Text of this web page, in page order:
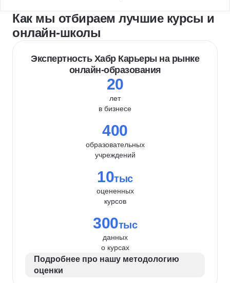
Как мы отбираем лучшие курсы и
онлайн-школы
Экспертность Хабр Карьеры на рынке
онлайн-образования
20
лет
в бизнесе
400
образовательных
учреждений
10тыс
оцененных
курсов
300тыс
данных
о курсах
Подробнее про нашу методологию
оценки